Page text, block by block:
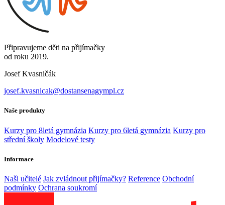
Připravujeme děti na přijímačky
od roku 2019.
Josef Kvasničák
josef.kvasnicak@dostansenagympl.cz
Naše produkty
Kurzy pro 8letá gymnázia Kurzy pro 6letá gymnázia Kurzy pro
střední školy Modelové testy
Informace
Naši učitelé Jak zvládnout přijímačky? Reference Obchodní
podmínky Ochrana soukromí